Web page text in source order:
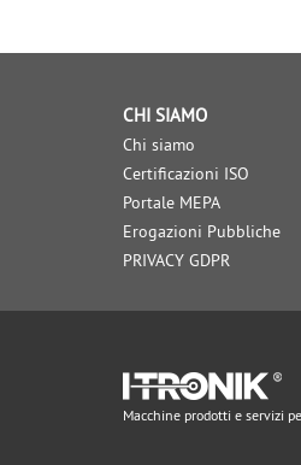
CHI SIAMO
Chi siamo
Certificazioni ISO
Portale MEPA
Erogazioni Pubbliche
PRIVACY GDPR
Macchine prodotti e servizi